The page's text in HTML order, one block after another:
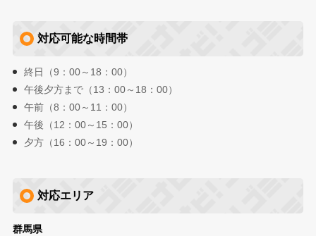
対応可能な時間帯
終日（9：00～18：00）
午後夕方まで（13：00～18：00）
午前（8：00～11：00）
午後（12：00～15：00）
夕方（16：00～19：00）
対応エリア
群馬県